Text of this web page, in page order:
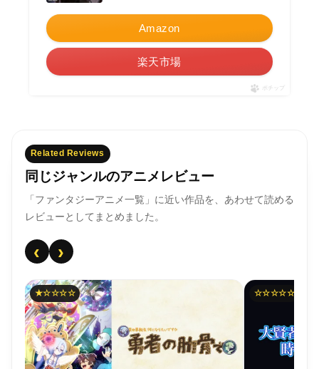
Amazon
楽天市場
ポチップ
Related Reviews
同じジャンルのアニメレビュー
「ファンタジーアニメ一覧」に近い作品を、あわせて読める
レビューとしてまとめました。
‹ ›
★☆☆☆☆ ☆☆☆☆☆